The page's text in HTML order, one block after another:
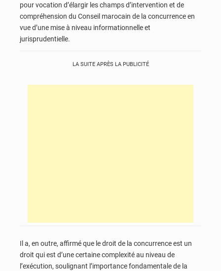
pour vocation d’élargir les champs d’intervention et de
compréhension du Conseil marocain de la concurrence en
vue d’une mise à niveau informationnelle et
jurisprudentielle.
LA SUITE APRÈS LA PUBLICITÉ
Il a, en outre, affirmé que le droit de la concurrence est un
droit qui est d’une certaine complexité au niveau de
l’exécution, soulignant l’importance fondamentale de la